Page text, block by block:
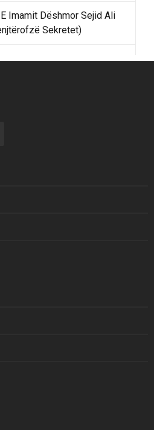
Imamit Dëshmor Sejid Ali
Sekretet)
Alfredo” Ka Udhëtuar